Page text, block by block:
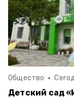
Общество
Детский сад